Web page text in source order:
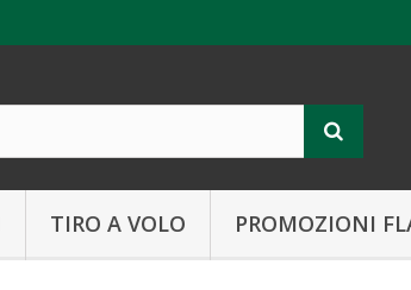
TIRO A VOLO PROMOZIONI